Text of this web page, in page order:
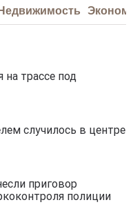
Недвижимость
на трассе под
случилось в центре
приговор
полиции